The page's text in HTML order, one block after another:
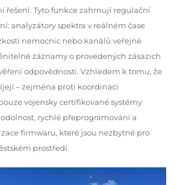
řešení. Tyto funkce zahrnují regulační
analyzátory spektra v reálném čase
nemocnic nebo kanálů veřejné
záznamy o provedených zásazích
odpovědnosti. Vzhledem k tomu, že
– zejména proti koordinaci
vojensky certifikované systémy
rychlé přeprogramování a
firmwaru, které jsou nezbytné pro
prostředí.